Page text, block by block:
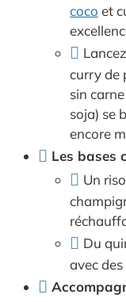
coco et
curry de
sin
soja) se
encore
Les bases
Un
Du
avec